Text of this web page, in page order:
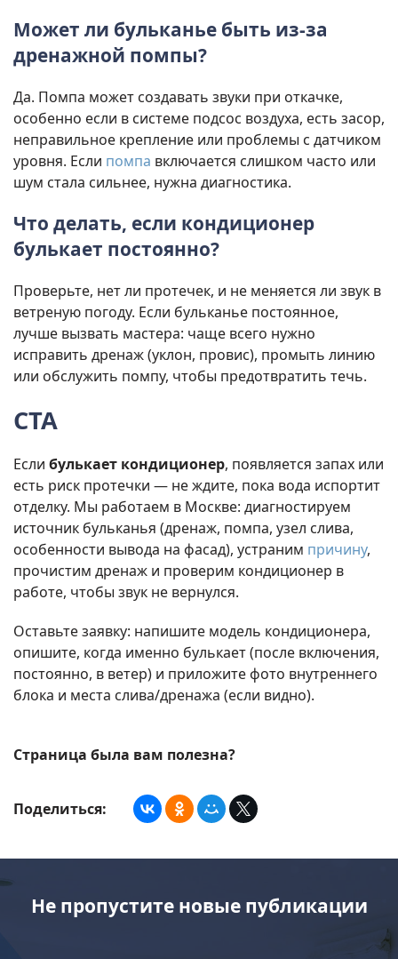
Может ли бульканье быть из-за
дренажной помпы?
Да. Помпа может создавать звуки при откачке,
особенно если в системе подсос воздуха, есть засор,
неправильное крепление или проблемы с датчиком
уровня. Если помпа включается слишком часто или
шум стала сильнее, нужна диагностика.
Что делать, если кондиционер
булькает постоянно?
Проверьте, нет ли протечек, и не меняется ли звук в
ветреную погоду. Если бульканье постоянное,
лучше вызвать мастера: чаще всего нужно
исправить дренаж (уклон, провис), промыть линию
или обслужить помпу, чтобы предотвратить течь.
CTA
Если булькает кондиционер, появляется запах или
есть риск протечки — не ждите, пока вода испортит
отделку. Мы работаем в Москве: диагностируем
источник бульканья (дренаж, помпа, узел слива,
особенности вывода на фасад), устраним причину,
прочистим дренаж и проверим кондиционер в
работе, чтобы звук не вернулся.
Оставьте заявку: напишите модель кондиционера,
опишите, когда именно булькает (после включения,
постоянно, в ветер) и приложите фото внутреннего
блока и места слива/дренажа (если видно).
Страница была вам полезна?
Поделиться:
Не пропустите новые публикации